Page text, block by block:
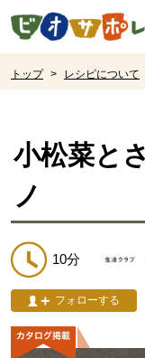
ページの先頭です。
トップ > レシピについて
小松菜と
ノ
10分
フォローする